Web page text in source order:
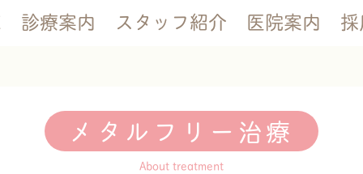
診療案内 スタッフ紹介 医院案内
メタルフリー治療
About treatment